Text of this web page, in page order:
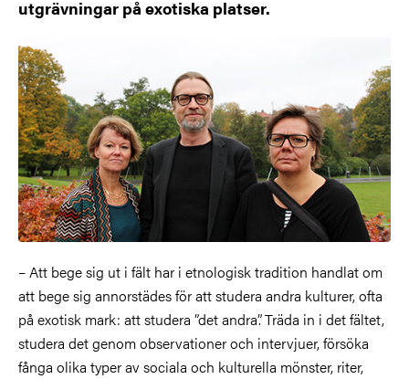
utgrävningar på exotiska platser.
– Att bege sig ut i fält har i etnologisk tradition handlat om
att bege sig annorstädes för att studera andra kulturer, ofta
på exotisk mark: att studera ”det andra”. Träda in i det fältet,
studera det genom observationer och intervjuer, försöka
fånga olika typer av sociala och kulturella mönster, riter,